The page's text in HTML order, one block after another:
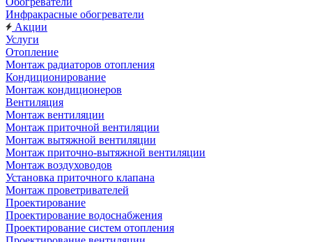
Инфракрасные обогреватели
Акции
Услуги
Отопление
Монтаж радиаторов отопления
Кондиционирование
Монтаж кондиционеров
Вентиляция
Монтаж вентиляции
Монтаж приточной вентиляции
Монтаж вытяжной вентиляции
Монтаж приточно-вытяжной вентиляции
Монтаж воздуховодов
Установка приточного клапана
Монтаж проветривателей
Проектирование
Проектирование водоснабжения
Проектирование систем отопления